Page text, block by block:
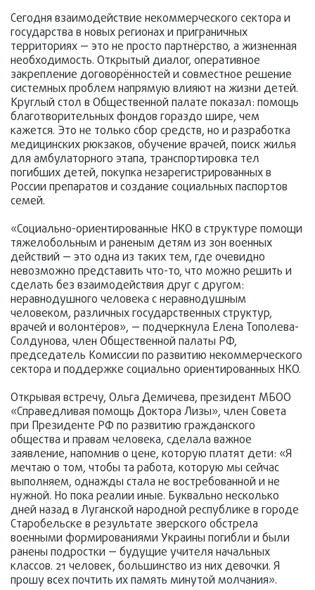
Сегодня взаимодействие некоммерческого сектора и
государства в новых регионах и приграничных
территориях — это не просто партнёрство, а жизненная
необходимость. Открытый диалог, оперативное
закрепление договорённостей и совместное решение
системных проблем напрямую влияют на жизни детей.
Круглый стол в Общественной палате показал: помощь
благотворительных фондов гораздо шире, чем
кажется. Это не только сбор средств, но и разработка
медицинских рюкзаков, обучение врачей, поиск жилья
для амбулаторного этапа, транспортировка тел
погибших детей, покупка незарегистрированных в
России препаратов и создание социальных паспортов
семей.
«Социально-ориентированные НКО в структуре помощи
тяжелобольным и раненым детям из зон военных
действий — это одна из таких тем, где очевидно
невозможно представить что-то, что можно решить и
сделать без взаимодействия друг с другом:
неравнодушного человека с неравнодушным
человеком, различных государственных структур,
врачей и волонтёров», — подчеркнула Елена Тополева-
Солдунова, член Общественной палаты РФ,
председатель Комиссии по развитию некоммерческого
сектора и поддержке социально ориентированных НКО.
Открывая встречу, Ольга Демичева, президент МБОО
«Справедливая помощь Доктора Лизы», член Совета
при Президенте РФ по развитию гражданского
общества и правам человека, сделала важное
заявление, напомнив о цене, которую платят дети: «Я
мечтаю о том, чтобы та работа, которую мы сейчас
выполняем, однажды стала не востребованной и не
нужной. Но пока реалии иные. Буквально несколько
дней назад в Луганской народной республике в городе
Старобельске в результате зверского обстрела
военными формированиями Украины погибли и были
ранены подростки — будущие учителя начальных
классов. 21 человек, большинство из них девочки. Я
прошу всех почтить их память минутой молчания».